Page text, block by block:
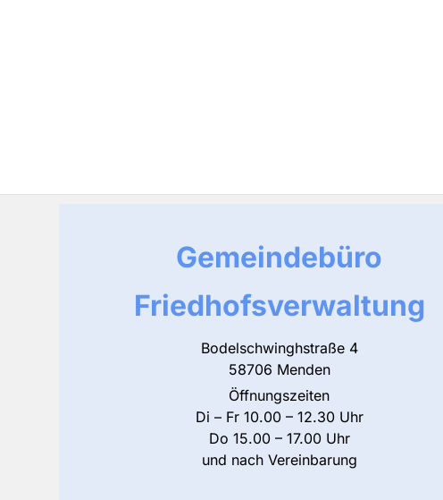
Gemeindebüro
Friedhofsverwaltung
Bodelschwinghstraße 4
58706 Menden
Öffnungszeiten
Di – Fr 10.00 – 12.30 Uhr
Do 15.00 – 17.00 Uhr
und nach Vereinbarung